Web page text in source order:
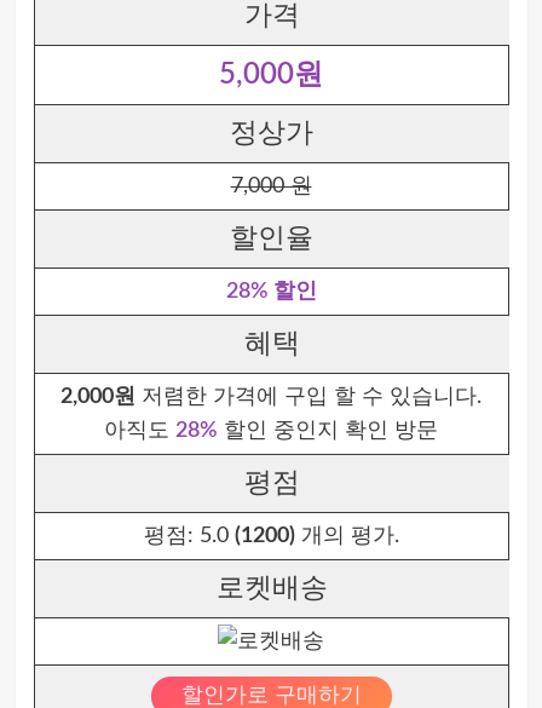
가격
5,000원
정상가
7,000 원
할인율
28% 할인
혜택
2,000원 저렴한 가격에 구입 할 수 있습니다.
아직도 28% 할인 중인지 확인 방문
평점
평점: 5.0 (1200)개의 평가.
로켓배송
할인가로 구매하기